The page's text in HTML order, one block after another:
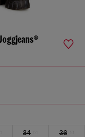
34
36